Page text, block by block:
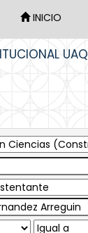
INICIO
UAQ